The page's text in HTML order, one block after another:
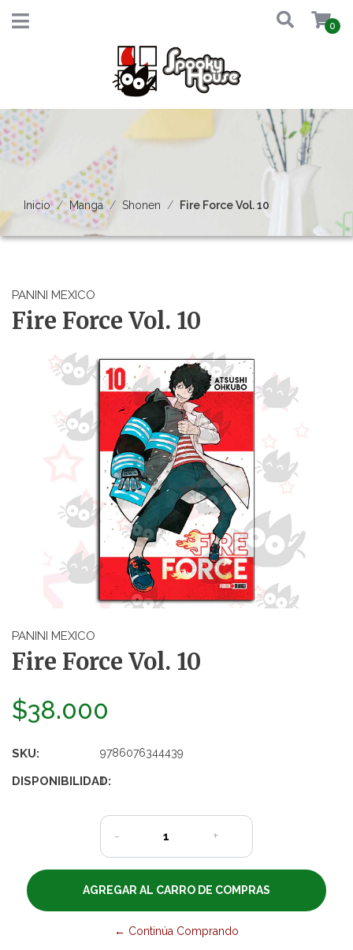
0
Inicio Manga Shonen Fire Force Vol. 10
PANINI MEXICO
Fire Force Vol. 10
PANINI MEXICO
Fire Force Vol. 10
$38.000
SKU: 9786076344439
DISPONIBILIDAD:
1
- +
← Continúa Comprando